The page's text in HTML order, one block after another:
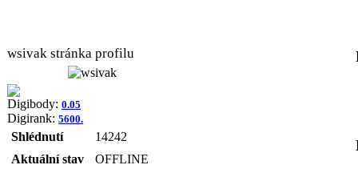
wsivak stránka profilu
Digibody: 0.05
Digirank: 5600.
Shlédnutí
14242
Aktuální stav
OFFLINE